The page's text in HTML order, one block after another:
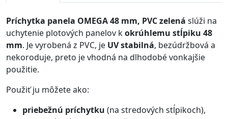
Príchytka panela OMEGA 48 mm, PVC zelená slúži na
uchytenie plotových panelov kokrúhlemu stĺpiku 48
mm. Je vyrobená z PVC, je UV stabilná, bezúdržbová a
nekoroduje, preto je vhodná na dlhodobé vonkajšie
použitie.
Použiť ju môžete ako:
priebežnú príchytku (na stredových stĺpikoch),